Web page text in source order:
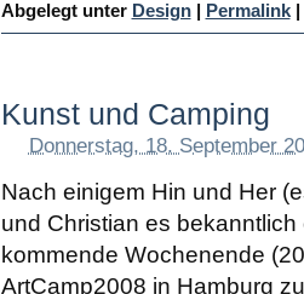
Abgelegt unter Design | Permalink |
Kunst und Camping
Donnerstag, 18. September
Nach einigem Hin und Her
und Christian es
kommende Wochenende
ArtCamp2008 in Hamburg